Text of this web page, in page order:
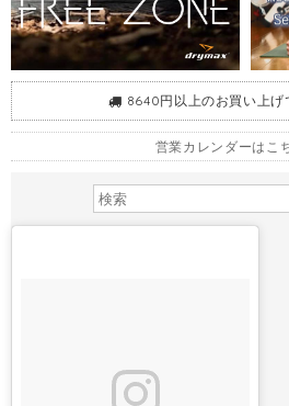
8640円以上のお買い上げ
営業カレンダーはこ